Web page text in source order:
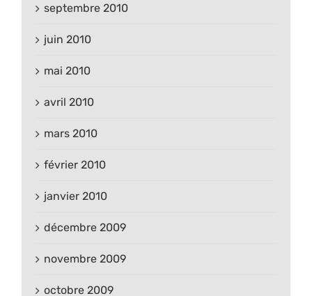
septembre 2010
juin 2010
mai 2010
avril 2010
mars 2010
février 2010
janvier 2010
décembre 2009
novembre 2009
octobre 2009